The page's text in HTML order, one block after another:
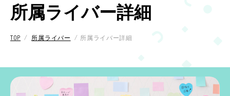
所属ライバー
ライバー＆スタッフインタビュー
所属ライバー詳細
TOP 所属ライバー 所属ライバー詳細